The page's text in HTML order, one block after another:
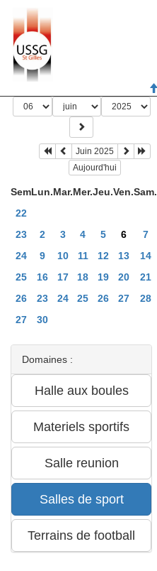
Juin 2025
Aujourd'hui
SemLun.Mar.Mer.Jeu.Ven.Sam.
22
23
2 3 4 5 6 7
24
9 10 11 12 13 14
25
16 17 18 19 20 21
26
23 24 25 26 27 28
27
30
Domaines :